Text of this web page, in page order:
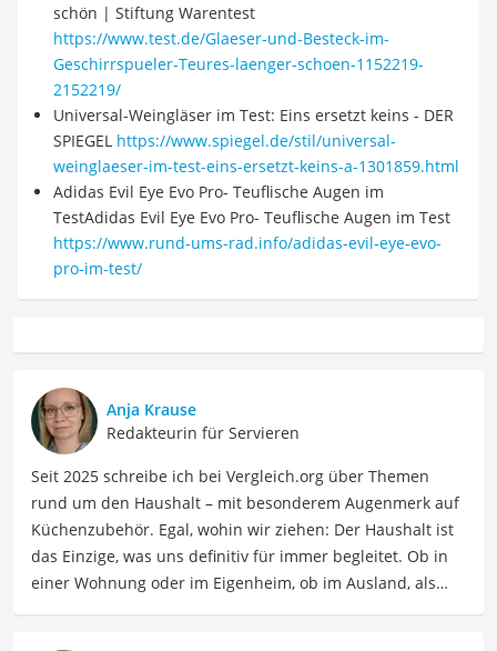
schön | Stiftung Warentest
https://www.test.de/Glaeser-und-Besteck-im-
Geschirrspueler-Teures-laenger-schoen-1152219-
2152219/
Universal-Weingläser im Test: Eins ersetzt keins - DER
SPIEGEL https://www.spiegel.de/stil/universal-
weinglaeser-im-test-eins-ersetzt-keins-a-1301859.html
Adidas Evil Eye Evo Pro- Teuflische Augen im
TestAdidas Evil Eye Evo Pro- Teuflische Augen im Test
https://www.rund-ums-rad.info/adidas-evil-eye-evo-
pro-im-test/
Anja Krause
Redakteurin für Servieren
Seit 2025 schreibe ich bei Vergleich.org über Themen
rund um den Haushalt – mit besonderem Augenmerk auf
Küchenzubehör. Egal, wohin wir ziehen: Der Haushalt ist
das Einzige, was uns definitiv für immer begleitet. Ob in
einer Wohnung oder im Eigenheim, ob im Ausland, als